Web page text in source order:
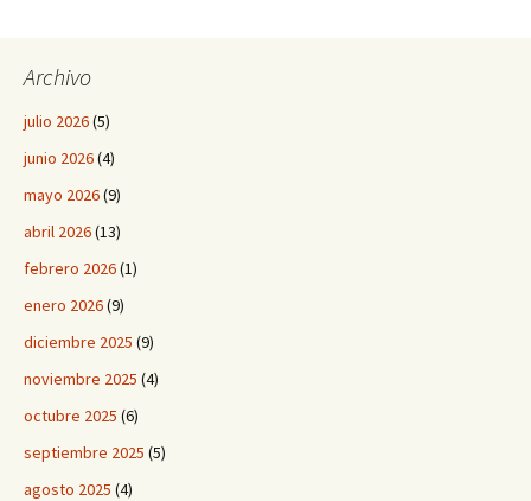
Archivo
julio 2026(5)
junio 2026(4)
mayo 2026(9)
abril 2026(13)
febrero 2026(1)
enero 2026(9)
diciembre 2025 (9)
noviembre 2025 (4)
octubre 2025 (6)
septiembre 2025 (5)
agosto 2025 (4)